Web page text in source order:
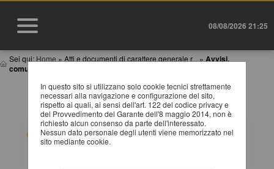
08/08/2026 21:25
Sei qui: Home » Atti e documenti di carattere generale r... » Avvisi,
comunicazioni e atti di caratter...
In questo sito si utilizzano solo cookie tecnici strettamente
necessari alla navigazione e configurazione del sito,
rispetto ai quali, ai sensi dell'art. 122 del codice privacy e
del Provvedimento del Garante dell'8 maggio 2014, non è
richiesto alcun consenso da parte dell'interessato.
Nessun dato personale degli utenti viene memorizzato nel
sito mediante cookie.
AVVISI, COMUNICAZIONI E ATTI DI CARATTERE
GENERALE
All'interno di questa sezione è possibile consultare
avvisi, atti e documenti di carattere generale riferiti a
tutte le procedure, quali ad esempio la documentazione